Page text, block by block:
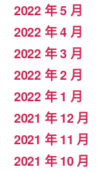
2022 年 5 月
2022 年 4 月
2022 年 3 月
2022 年 2 月
2022 年 1 月
2021 年 12 月
2021 年 11 月
2021 年 10 月